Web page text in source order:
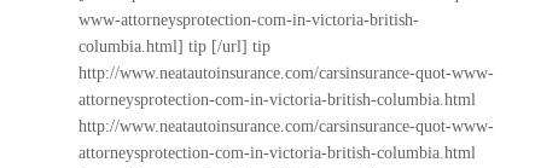
www-attorneysprotection-com-in-victoria-british-
columbia.html] tip [/url] tip
http://www.neatautoinsurance.com/carsinsurance-quot-www-
attorneysprotection-com-in-victoria-british-columbia.html
http://www.neatautoinsurance.com/carsinsurance-quot-www-
attorneysprotection-com-in-victoria-british-columbia.html